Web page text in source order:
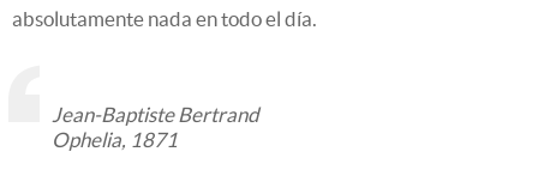
absolutamente nada en todo el día.
Jean-Baptiste Bertrand
Ophelia, 1871